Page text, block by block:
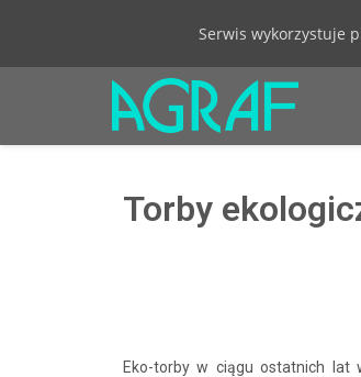
Torby
Eko-torby w ciągu ostatnich lat
Serwis wykorzystuje